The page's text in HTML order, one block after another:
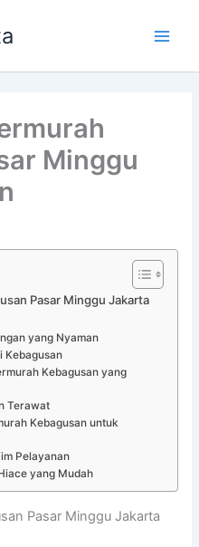
Minggu
Pasar Minggu Jakarta
yang Nyaman
Kebagusan
Kebagusan yang
Terawat
Kebagusan untuk
Pelayanan
yang Mudah
Pasar Minggu Jakarta